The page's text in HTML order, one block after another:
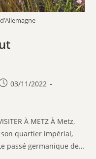
03/11/2022
À METZ À Metz,
quartier impérial,
passé germanique de…